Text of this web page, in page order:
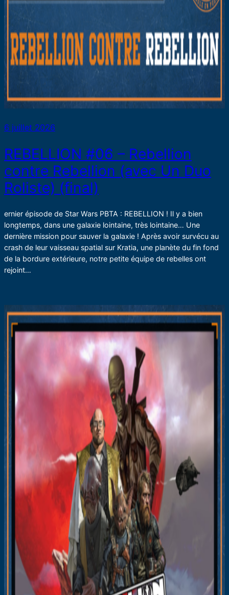
6 juillet 2026
REBELLION #06 – Rebellion
contre Rebellion (avec Un Duo
Roliste) (final)
ernier épisode de Star Wars PBTA : REBELLION ! Il y a bien
longtemps, dans une galaxie lointaine, très lointaine… Une
dernière mission pour sauver la galaxie ! Après avoir survécu au
crash de leur vaisseau spatial sur Kratia, une planète du fin fond
de la bordure extérieure, notre petite équipe de rebelles ont
rejoint…